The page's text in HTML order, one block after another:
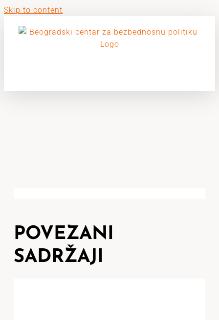
Skip to content
POVEZANI
SADRŽAJI